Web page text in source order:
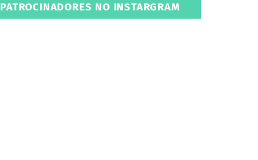
PATROCINADORES NO INSTARGRAM